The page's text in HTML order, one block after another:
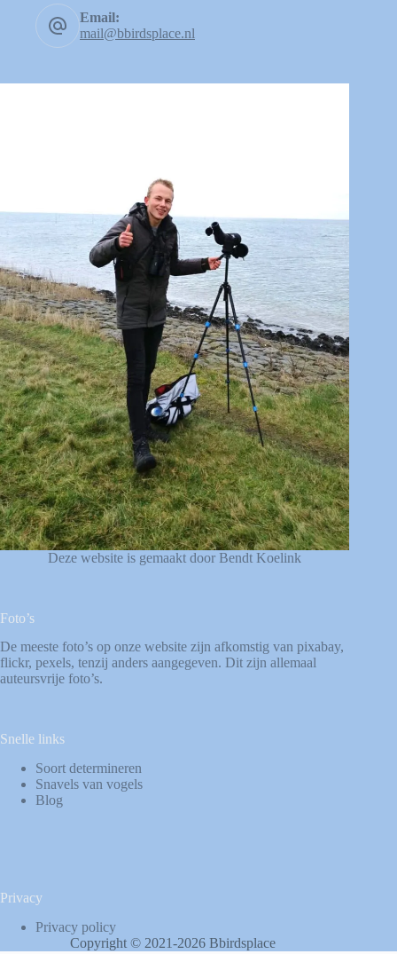
Email:
mail@bbirdsplace.nl
Deze website is gemaakt door Bendt Koelink
Foto’s
De meeste foto’s op onze website zijn afkomstig van pixabay,
flickr, pexels, tenzij anders aangegeven. Dit zijn allemaal
auteursvrije foto’s.
Snelle links
Soort determineren
Snavels van vogels
Blog
Privacy
Privacy policy
Copyright © 2021-2026 Bbirdsplace